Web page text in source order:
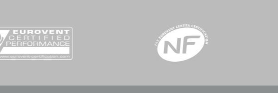
HERU
HERU 160 T EC -y1 LE
deleted
C3